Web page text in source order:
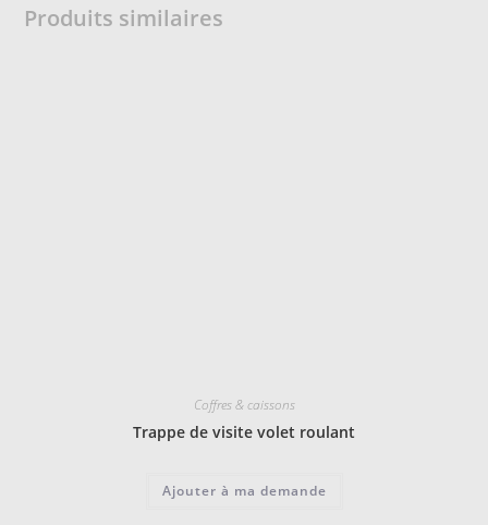
Produits similaires
Coffres & caissons
Trappe de visite volet roulant
Ajouter à ma demande